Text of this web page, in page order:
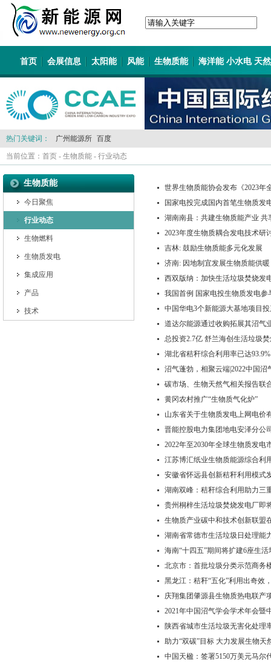
首页 会展信息 太阳能 风能 生物质能 海洋能 小水电 天
热门关键词： 广州能源所 百度
当前位置： 首页 - 生物质能 - 行业动态
生物质能
今日聚焦
行业动态
生物燃料
生物质发电
集成应用
产品
技术
世界生物质能协会发布《2023年
国家电投完成国内首笔生物质发
湖南南县：共建生物质能产业 共
2023年度生物质耦合发电技术研
吉林: 鼓励生物质能多元化发展
济南: 因地制宜发展生物质能供暖
西双版纳：加快生活垃圾焚烧发
我国首例 国家电投生物质发电参
中国华电3个新能源大基地项目
道达尔能源通过收购拓展其沼气
总投资2.7亿 舒兰海创生活垃圾
湖北省秸秆综合利用率已达93.9%
沼气蓬勃，相聚云端|2022中国
碳市场、生物天然气相关报告联
黄冈农村推广“生物质气化炉”
山东省关于生物质发电上网电价
晋能控股电力集团地电安泽分公
2022年至2030年全球生物质发电
江苏博汇纸业生物质能源综合利
安徽省怀远县创新秸秆利用模式
湖南双峰：秸秆综合利用助力三
贵州桐梓生活垃圾焚烧发电厂即
生物质产业碳中和技术创新联盟
湖南省常德市生活垃圾日处理能
海南“十四五”期间将扩建6座生
北京市：首批垃圾分类示范商务
黑龙江：秸秆“五化”利用出奇效
庆翔集团肇源县生物质热电联产
2021年中国沼气学会学术年会暨
陕西省城市生活垃圾无害化处理
助力“双碳”目标 大力发展生物天
中国天楹：签署5150万美元马尔